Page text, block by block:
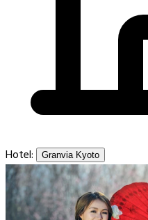
Hotel: Granvia Kyoto